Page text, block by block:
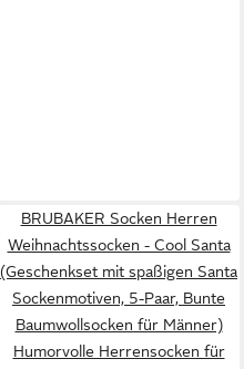
BRUBAKER Socken Herren
Weihnachtssocken - Cool Santa
(Geschenkset mit spaßigen Santa
Sockenmotiven, 5-Paar, Bunte
Baumwollsocken für Männer)
Humorvolle Herrensocken für